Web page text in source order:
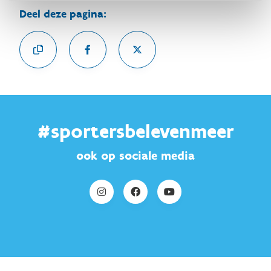
Deel deze pagina:
#sportersbelevenmeer
ook op sociale media